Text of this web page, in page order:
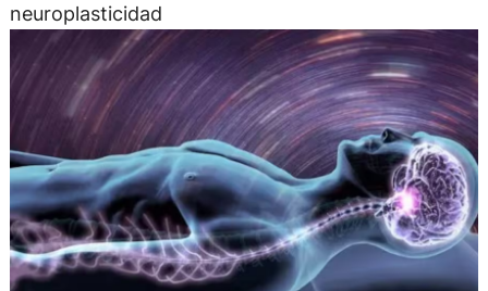
neuroplasticidad